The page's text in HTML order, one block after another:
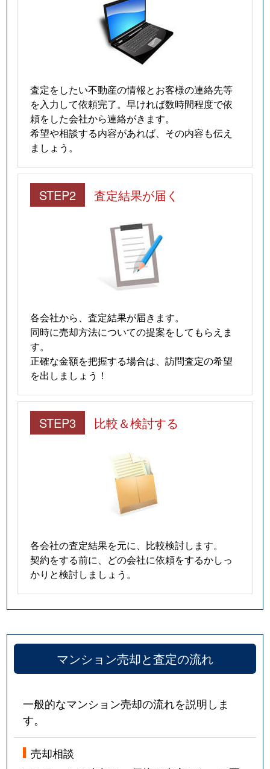
査定をしたい不動産の情報とお客様の連絡先等
を入力して依頼完了。早ければ数時間程度で依
頼をした会社から連絡がきます。
希望や相談する内容があれば、その内容も伝え
ましょう。
STEP2 査定結果が届く
各会社から、査定結果が届きます。
同時に売却方法についての提案をしてもらえま
す。
正確な金額を把握する場合は、訪問査定の希望
を出しましょう！
STEP3 比較＆検討する
各会社の査定結果を元に、比較検討します。
契約をする前に、どの会社に依頼をするかしっ
かりと検討しましょう。
マンション売却と査定の流れ
一般的なマンション売却の流れを説明しま
す。
売却相談